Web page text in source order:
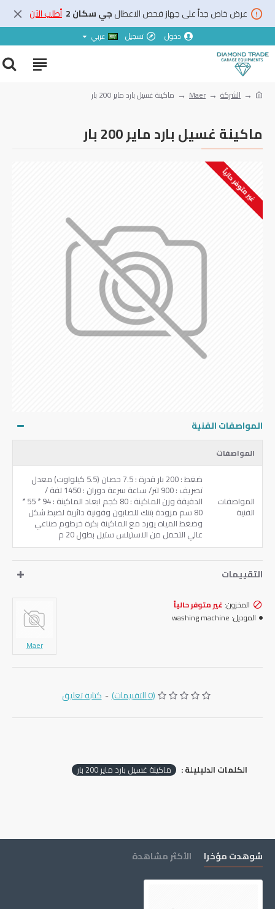
عرض خاص جداً على جهاز فحص الاعطالجي سكان 2 أطلب الآن
دخول تسجيل عربي
الشركة Maer ‏ماكينة غسيل بارد ماير ‎200‏ بار
‏ماكينة غسيل بارد ماير ‎200‏ بار
غير متوفر حالياً
المواصفات الفنية
المواصفات
المواصفات
الفنية
ضغط ‏: ‎200‏ بار ‏قدرة ‏: ‎7.5‏ حصان ‏(‎5.5‏ كيلواوت‏) ‏معدل
تصريف ‏: ‎900‏ لتر‏/ ‏ساعة ‏سرعة دوران ‏: ‎1450‏ لفة ‏/
‏الدقيقة ‏وزن الماكينة ‏: ‎80‏ كجم ‏ابعاد الماكينة ‏: ‎94‏ * ‎55‏ *
‎80‏ سم ‏مزودة بتنك للصابون وفونية دائرية لضبط شكل
وضغط المياه ‏يورد مع الماكينة بكرة خرطوم صناعي
عالي التحمل من الاستيلس ستيل بطول ‎20‏ م
التقييمات
المخزون: غير متوفر حالياً
الموديل: washing machine
Maer
(0 التقييمات) - كتابة تعليق
الكلمات الدليليلة : ‏ماكينة غسيل بارد ماير ‎200‏ بار
شوهدت مؤخرا الأكثر مشاهدة